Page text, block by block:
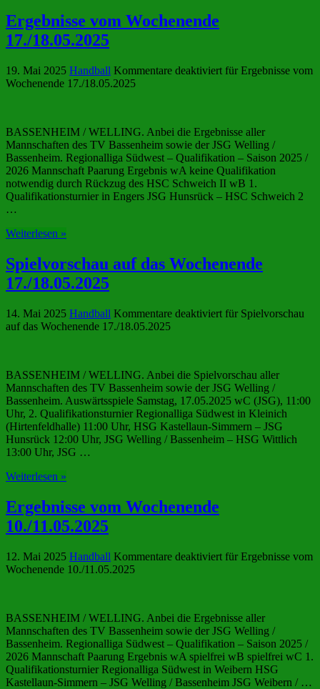
Ergebnisse vom Wochenende
17./18.05.2025
19. Mai 2025 Handball Kommentare deaktiviert für Ergebnisse vom
Wochenende 17./18.05.2025
BASSENHEIM / WELLING. Anbei die Ergebnisse aller
Mannschaften des TV Bassenheim sowie der JSG Welling /
Bassenheim. Regionalliga Südwest – Qualifikation – Saison 2025 /
2026 Mannschaft Paarung Ergebnis wA keine Qualifikation
notwendig durch Rückzug des HSC Schweich II wB 1.
Qualifikationsturnier in Engers JSG Hunsrück – HSC Schweich 2
…
Weiterlesen »
Spielvorschau auf das Wochenende
17./18.05.2025
14. Mai 2025 Handball Kommentare deaktiviert für Spielvorschau
auf das Wochenende 17./18.05.2025
BASSENHEIM / WELLING. Anbei die Spielvorschau aller
Mannschaften des TV Bassenheim sowie der JSG Welling /
Bassenheim. Auswärtsspiele Samstag, 17.05.2025 wC (JSG), 11:00
Uhr, 2. Qualifikationsturnier Regionalliga Südwest in Kleinich
(Hirtenfeldhalle) 11:00 Uhr, HSG Kastellaun-Simmern – JSG
Hunsrück 12:00 Uhr, JSG Welling / Bassenheim – HSG Wittlich
13:00 Uhr, JSG …
Weiterlesen »
Ergebnisse vom Wochenende
10./11.05.2025
12. Mai 2025 Handball Kommentare deaktiviert für Ergebnisse vom
Wochenende 10./11.05.2025
BASSENHEIM / WELLING. Anbei die Ergebnisse aller
Mannschaften des TV Bassenheim sowie der JSG Welling /
Bassenheim. Regionalliga Südwest – Qualifikation – Saison 2025 /
2026 Mannschaft Paarung Ergebnis wA spielfrei wB spielfrei wC 1.
Qualifikationsturnier Regionalliga Südwest in Weibern HSG
Kastellaun-Simmern – JSG Welling / Bassenheim JSG Weibern / …